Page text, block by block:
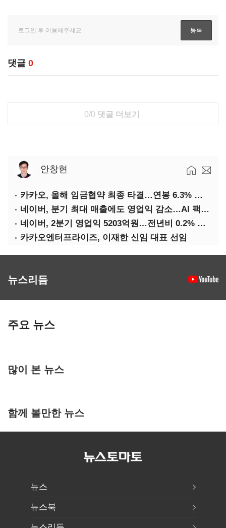
댓글 0
0/0 댓글 더보기
안창현
카카오, 올해 임금협약 최종 타결…연봉 6.3% 인상·격려금 300만원
네이버, 분기 최대 매출에도 영업익 감소…AI 팩토리 속도
네이버, 2분기 영업익 5203억원…전년비 0.2% 감소
카카오엔터프라이즈, 이재한 신임 대표 선임
뉴스리듬
주요 뉴스
많이 본 뉴스
함께 볼만한 뉴스
뉴스
뉴스북